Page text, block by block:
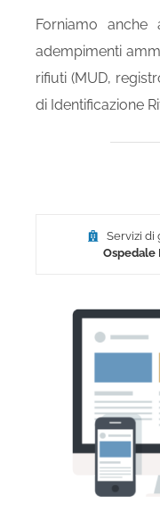
Forniamo
adempimenti
rifiuti (MUD,
di Identificazione
Servizi di
Ospedale